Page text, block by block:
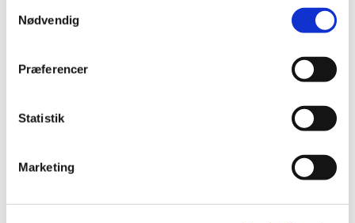
Nødvendig
Præferencer
Statistik
Marketing